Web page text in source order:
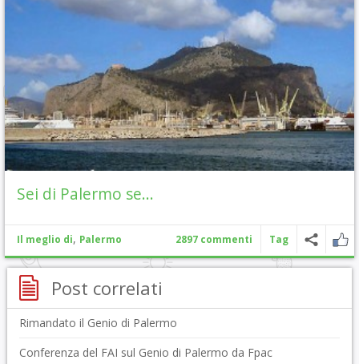
Sei di Palermo se…
Il meglio di, Palermo 2897 commenti Tag
Post correlati
Rimandato il Genio di Palermo
Conferenza del FAI sul Genio di Palermo da Fpac